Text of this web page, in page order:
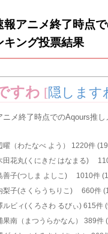
報アニメ終了時点
キング投票結果
すわ [隠します
ニメ終了時点でのAqours推し
（わたなべ よう） 1220件
花丸(くにきだ はなまる)
子(つしま よしこ) 1010件
子(さくらうちりこ) 660件
ビィ(くろさわ るびぃ) 615件
南（まつうらかなん） 389件